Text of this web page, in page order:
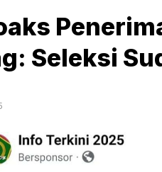
Seleksi